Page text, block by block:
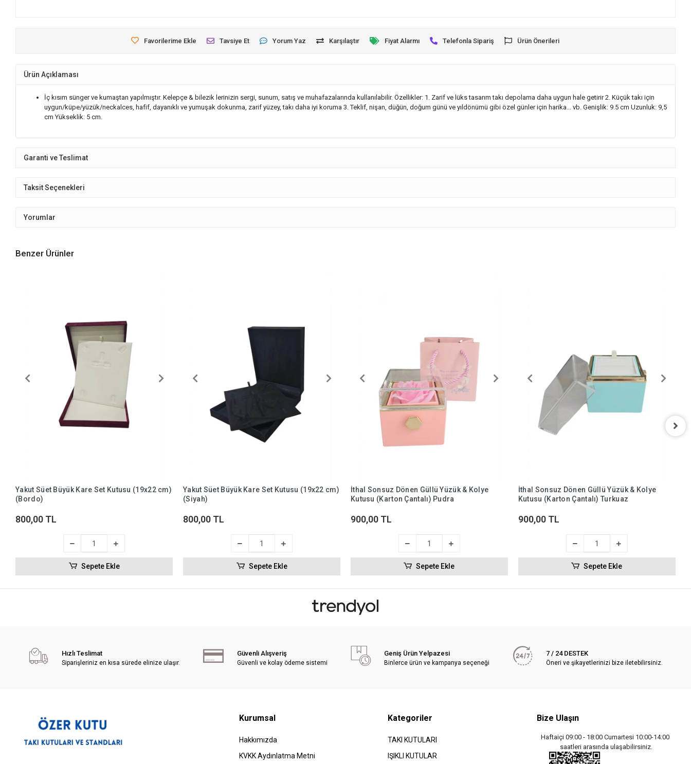
Favorilerime Ekle Tavsiye Et Yorum Yaz Karşılaştır Fiyat Alarmı Telefonla Sipariş Ürün Önerileri
Ürün Açıklaması
İç kısım sünger ve kumaştan yapılmıştır. Kelepçe & bilezik lerinizin sergi, sunum, satış ve muhafazalarında kullanılabilir. Özellikler: 1. Zarif ve lüks tasarım takı depolama daha uygun hale getirir 2. Küçük takı için
uygun/küpe/yüzük/neckalces, hafif, dayanıklı ve yumuşak dokunma, zarif yüzey, takı daha iyi koruma 3. Teklif, nişan, düğün, doğum günü ve yıldönümü gibi özel günler için harika... vb. Genişlik: 9.5 cm Uzunluk: 9,5
cm Yükseklik: 5 cm.
Garanti ve Teslimat
Taksit Seçenekleri
Yorumlar
Benzer Ürünler
Yakut Süet Büyük Kare Set Kutusu (19x22 cm)
(Bordo)
800,00 TL
Sepete Ekle
Yakut Süet Büyük Kare Set Kutusu (19x22 cm)
(Siyah)
800,00 TL
Sepete Ekle
İthal Sonsuz Dönen Güllü Yüzük & Kolye
Kutusu (Karton Çantalı) Pudra
900,00 TL
Sepete Ekle
İthal Sonsuz Dönen Güllü Yüzük & Kolye
Kutusu (Karton Çantalı) Turkuaz
900,00 TL
Sepete Ekle
Hızlı Teslimat
Siparişleriniz en kısa sürede elinize ulaşır.
Güvenli Alışveriş
Güvenli ve kolay ödeme sistemi
Geniş Ürün Yelpazesi
Binlerce ürün ve kampanya seçeneği
7 / 24 DESTEK
Öneri ve şikayetlerinizi bize iletebilirsiniz.
Kurumsal
Hakkımızda
​KVKK Aydınlatma Metni
Kategoriler
TAKI KUTULARI
IŞIKLI KUTULAR
Bize Ulaşın
Haftaiçi 09:00 - 18:00 Cumartesi 10:00-14:00
saatleri arasında ulaşabilirsiniz.